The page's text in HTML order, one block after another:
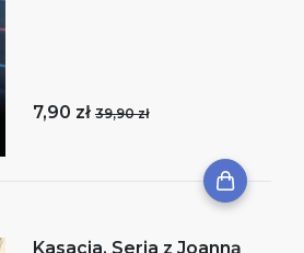
7,90 zł 39,90 zł
Kasacja. Seria z Joanną